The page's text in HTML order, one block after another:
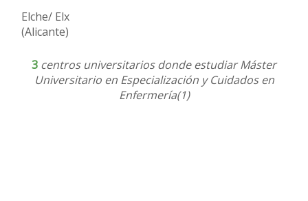
Elche/ Elx
(Alicante)
3 centros universitarios donde estudiar Máster
Universitario en Especialización y Cuidados en
Enfermería(1)